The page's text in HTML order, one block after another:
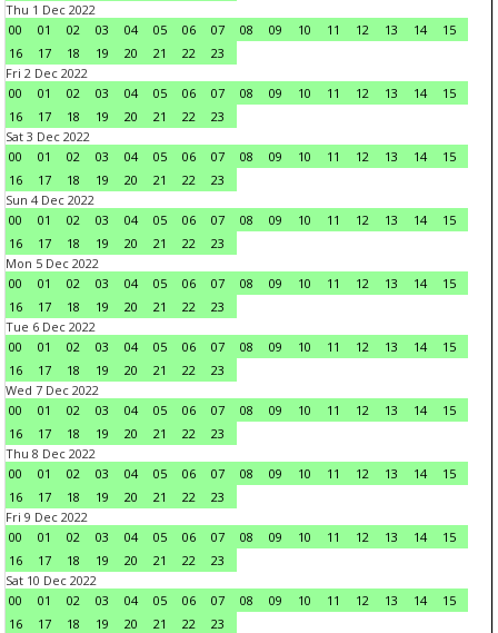
Thu 1 Dec 2022
00
01 02 03 04 05 06 07 08 09 10 11 12 13 14
15
16
17 18 19 20 21 22
23
Fri 2 Dec 2022
00
01 02 03 04 05 06 07 08 09 10 11 12 13 14
15
16
17 18 19 20 21 22
23
Sat 3 Dec 2022
00
01 02 03 04 05 06 07 08 09 10 11 12 13 14
15
16
17 18 19 20 21 22
23
Sun 4 Dec 2022
00
01 02 03 04 05 06 07 08 09 10 11 12 13 14
15
16
17 18 19 20 21 22
23
Mon 5 Dec 2022
00
01 02 03 04 05 06 07 08 09 10 11 12 13 14
15
16
17 18 19 20 21 22
23
Tue 6 Dec 2022
00
01 02 03 04 05 06 07 08 09 10 11 12 13 14
15
16
17 18 19 20 21 22
23
Wed 7 Dec 2022
00
01 02 03 04 05 06 07 08 09 10 11 12 13 14
15
16
17 18 19 20 21 22
23
Thu 8 Dec 2022
00
01 02 03 04 05 06 07 08 09 10 11 12 13 14
15
16
17 18 19 20 21 22
23
Fri 9 Dec 2022
00
01 02 03 04 05 06 07 08 09 10 11 12 13 14
15
16
17 18 19 20 21 22
23
Sat 10 Dec 2022
00
01 02 03 04 05 06 07 08 09 10 11 12 13 14
15
16
17 18 19 20 21 22
23